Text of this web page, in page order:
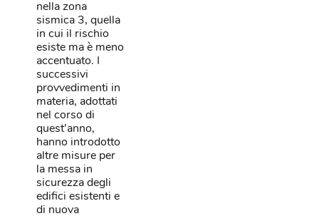
nella zona
sismica 3, quella
in cui il rischio
esiste ma è meno
accentuato. I
successivi
provvedimenti in
materia, adottati
nel corso di
quest’anno,
hanno introdotto
altre misure per
la messa in
sicurezza degli
edifici esistenti e
di nuova